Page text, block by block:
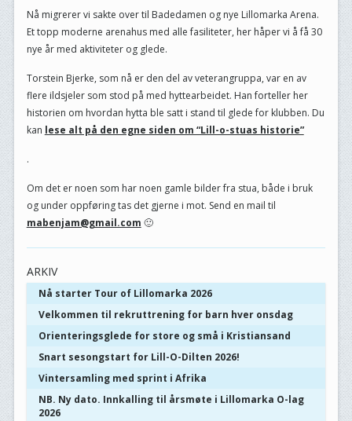
Nå migrerer vi sakte over til Badedamen og nye Lillomarka Arena.
Et topp moderne arenahus med alle fasiliteter, her håper vi å få 30
nye år med aktiviteter og glede.
Torstein Bjerke, som nå er den del av veterangruppa, var en av
flere ildsjeler som stod på med hyttearbeidet. Han forteller her
historien om hvordan hytta ble satt i stand til glede for klubben. Du
kan lese alt på den egne siden om “Lill-o-stuas historie”
.
Om det er noen som har noen gamle bilder fra stua, både i bruk
og under oppføring tas det gjerne i mot. Send en mail til
mabenjam@gmail.com 🙂
ARKIV
Nå starter Tour of Lillomarka 2026
Velkommen til rekruttrening for barn hver onsdag
Orienteringsglede for store og små i Kristiansand
Snart sesongstart for Lill-O-Dilten 2026!
Vintersamling med sprint i Afrika
NB. Ny dato. Innkalling til årsmøte i Lillomarka O-lag
2026